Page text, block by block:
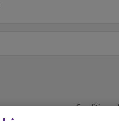
Conditions